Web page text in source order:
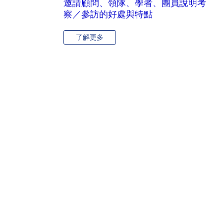
邀請顧問、領隊、學者、團員說明考
察／參訪的好處與特點
了解更多